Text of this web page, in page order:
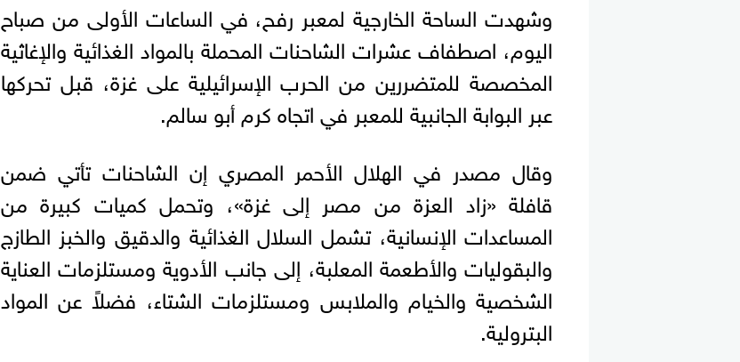
وشهدت الساحة الخارجية لمعبر رفح، في الساعات الأولى من صباح
اليوم، اصطفاف عشرات الشاحنات المحملة بالمواد الغذائية والإغاثية
المخصصة للمتضررين من الحرب الإسرائيلية على غزة، قبل تحركها
عبر البوابة الجانبية للمعبر في اتجاه كرم أبو سالم.
وقال مصدر في الهلال الأحمر المصري إن الشاحنات تأتي ضمن
قافلة «زاد العزة من مصر إلى غزة»، وتحمل كميات كبيرة من
المساعدات الإنسانية، تشمل السلال الغذائية والدقيق والخبز الطازج
والبقوليات والأطعمة المعلبة، إلى جانب الأدوية ومستلزمات العناية
الشخصية والخيام والملابس ومستلزمات الشتاء، فضلاً عن المواد
البترولية.